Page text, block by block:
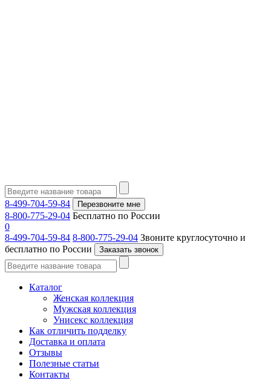
8-499-704-59-84 Перезвоните мне
8-800-775-29-04 Бесплатно по России
0
8-499-704-59-84 8-800-775-29-04 Звоните круглосуточно и
бесплатно по России
Заказать звонок
Каталог
Женская коллекция
Мужская коллекция
Унисекс коллекция
Как отличить подделку
Доставка и оплата
Отзывы
Полезные статьи
Контакты